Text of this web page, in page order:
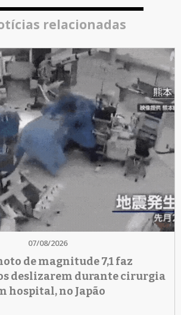
relacionadas
07/08/2026
de magnitude 7,1 faz
deslizarem durante cirurgia
hospital, no Japão